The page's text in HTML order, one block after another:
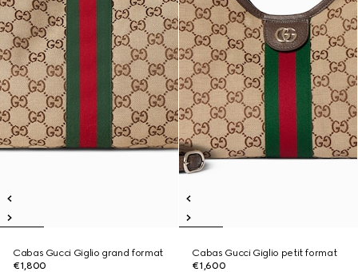
Cabas Gucci Giglio grand format
€1,800
Cabas Gucci Giglio petit format
€1,600